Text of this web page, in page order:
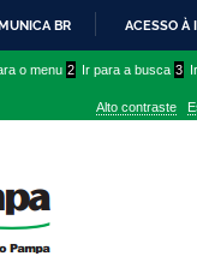
PARA
CONTEÚDO
BR ACESSO À
o menu 2 Ir para a busca 3
Alto contraste